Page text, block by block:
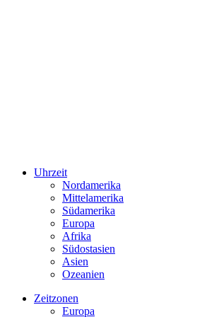
Uhrzeit
Nordamerika
Mittelamerika
Südamerika
Europa
Afrika
Südostasien
Asien
Ozeanien
Zeitzonen
Europa